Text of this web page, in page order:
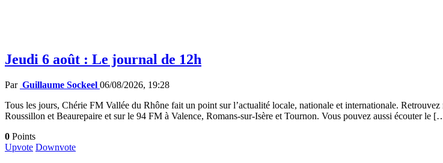
Jeudi 6 août : Le journal de 12h
Par Guillaume Sockeel 06/08/2026, 19:28
Tous les jours, Chérie FM Vallée du Rhône fait un point sur l’actualité locale, nationale et internationale.
Roussillon et Beaurepaire et sur le 94 FM à Valence, Romans-sur-Isère et Tournon. Vous pouvez aussi écouter le
0 Points
Upvote Downvote